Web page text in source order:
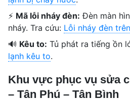
⚡ Mã lỗi nháy đèn: Đèn màn
nháy. Tra cứu: Lỗi nháy đèn
🔊 Kêu to: Tủ phát ra tiếng ồn
lạnh kêu to.
Khu vực phục vụ sửa
– Tân Phú – Tân Bình